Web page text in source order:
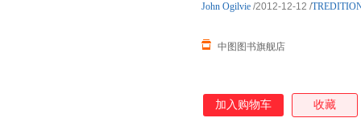
中图图书旗舰店
John Ogilvie /2012-12-12 /
加入购物车 收藏